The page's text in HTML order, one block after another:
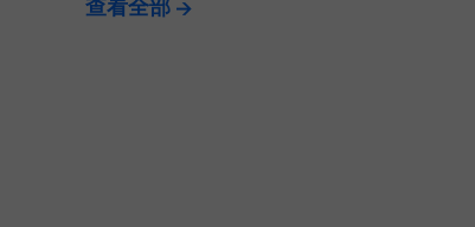
查看全部